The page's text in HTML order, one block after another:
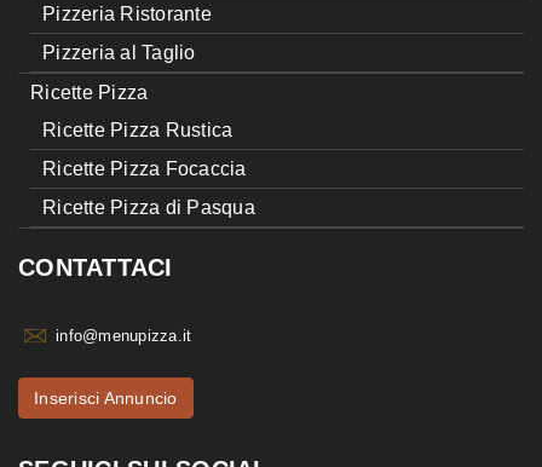
Pizzeria Ristorante
Pizzeria al Taglio
Ricette Pizza
Ricette Pizza Rustica
Ricette Pizza Focaccia
Ricette Pizza di Pasqua
CONTATTACI
info@menupizza.it
Inserisci Annuncio